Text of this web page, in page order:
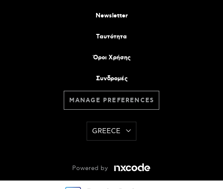
Newsletter
Tαυτότητα
Όροι Χρήσης
Συνδρομές
MANAGE PREFERENCES
GREECE
Powered by